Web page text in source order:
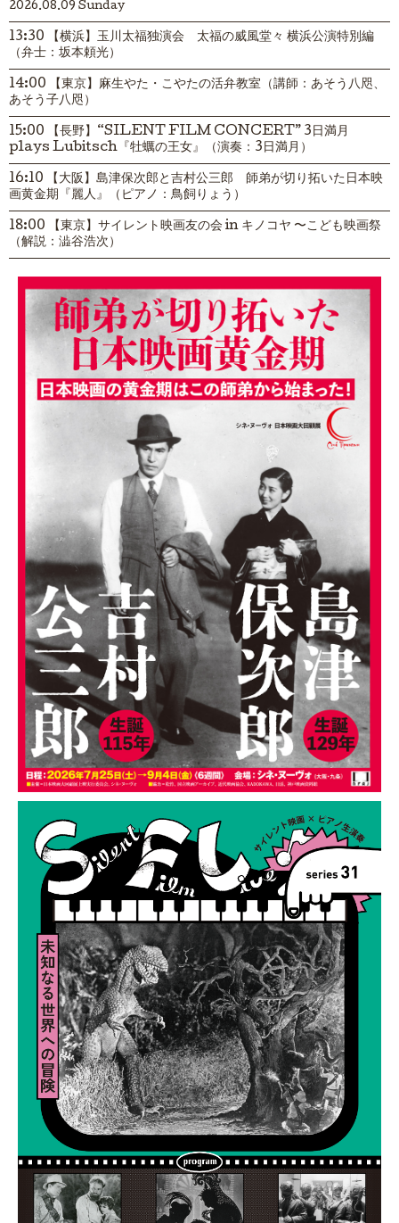
2026.08.09 Sunday
13:30 【横浜】玉川太福独演会 太福の威風堂々 横浜公演特別編
（弁士：坂本頼光）
14:00 【東京】麻生やた・こやたの活弁教室（講師：あそう八咫、
あそう子八咫）
15:00 【長野】“SILENT FILM CONCERT” 3日満月
plays Lubitsch『牡蠣の王女』（演奏：3日満月）
16:10 【大阪】島津保次郎と吉村公三郎 師弟が切り拓いた日本映
画黄金期『麗人』（ピアノ：鳥飼りょう）
18:00 【東京】サイレント映画友の会 in キノコヤ 〜こども映画祭
（解説：澁谷浩次）